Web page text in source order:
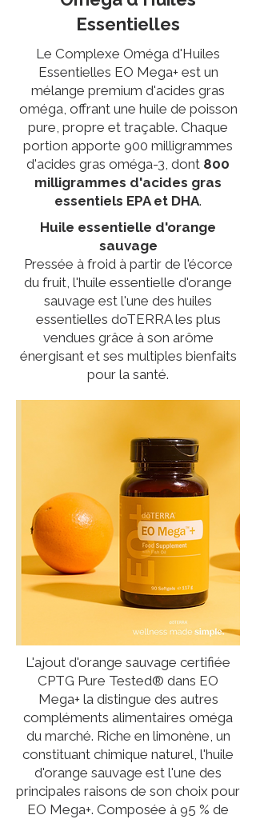
Essentielles
Le Complexe Oméga d'Huiles
Essentielles EO Mega+ est un
mélange premium d'acides gras
oméga, offrant une huile de poisson
pure, propre et traçable. Chaque
portion apporte 900 milligrammes
d'acides gras oméga-3, dont 800
milligrammes d'acides gras
essentiels EPA et DHA.
Huile essentielle d'orange
sauvage
Pressée à froid à partir de l'écorce
du fruit, l'huile essentielle d'orange
sauvage est l'une des huiles
essentielles doTERRA les plus
vendues grâce à son arôme
énergisant et ses multiples bienfaits
pour la santé.
L'ajout d'orange sauvage certifiée
CPTG Pure Tested® dans EO
Mega+ la distingue des autres
compléments alimentaires oméga
du marché. Riche en limonène, un
constituant chimique naturel, l'huile
d'orange sauvage est l'une des
principales raisons de son choix pour
EO Mega+. Composée à 95 % de